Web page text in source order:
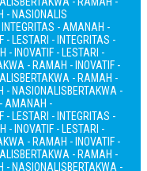
- NASIONALIS
- AMANAH -
- LESTARI - INTEGRITAS -
- INOVATIF - LESTARI -
- RAMAH - INOVATIF -
BERTAKWA - RAMAH -
- NASIONALISBERTAKWA -
AMANAH -
- LESTARI - INTEGRITAS -
- INOVATIF - LESTARI -
- RAMAH - INOVATIF -
BERTAKWA - RAMAH -
- NASIONALISBERTAKWA -